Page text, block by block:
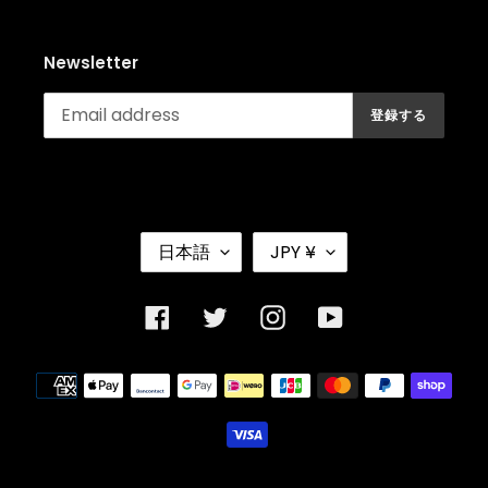
Newsletter
登録する
言
語日本語
通
貨JPY ¥
Facebook Twitter InstagramYouTube
決
済
方
法